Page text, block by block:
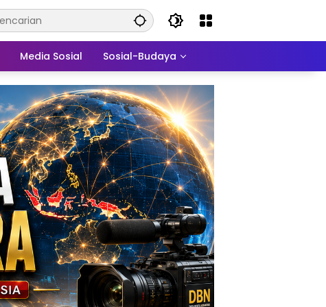
Media Sosial Sosial-Budaya